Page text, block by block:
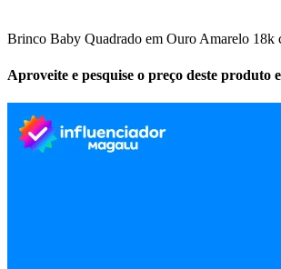
Brinco Baby Quadrado em Ouro Amarelo 18k
Aproveite e pesquise o preço deste produto